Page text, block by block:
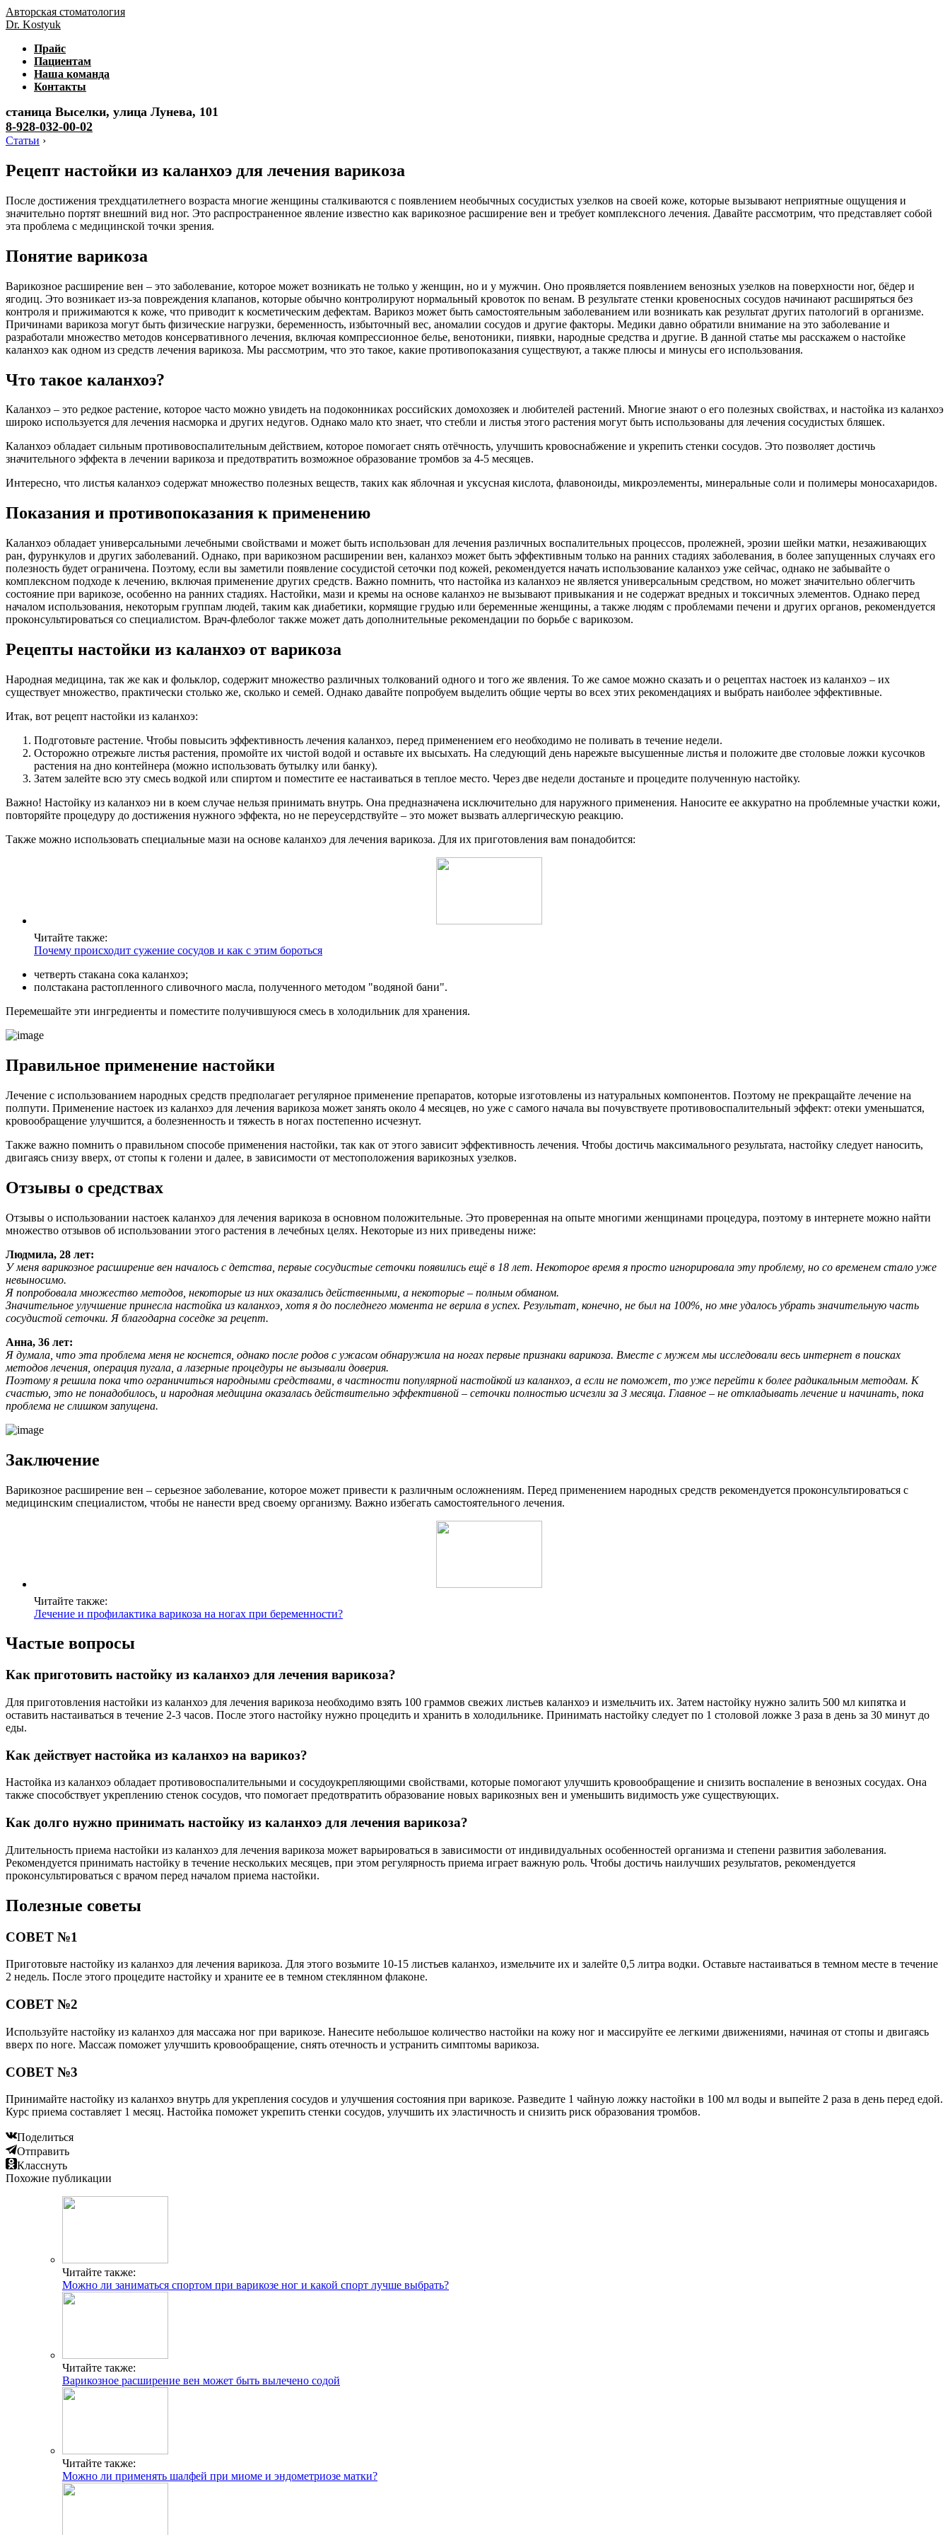
Авторская стоматология
Dr. Kostyuk
Прайс
Пациентам
Наша команда
Контакты
станица Выселки, улица Лунева, 101
8-928-032-00-02
Статьи ›
Рецепт настойки из каланхоэ для лечения варикоза
После достижения трехдцатилетнего возраста многие женщины сталкиваются с появлением необычных сосудистых узелков на своей коже, которые вызывают неприятные ощущения и
значительно портят внешний вид ног. Это распространенное явление известно как варикозное расширение вен и требует комплексного лечения. Давайте рассмотрим, что представляет собой
эта проблема с медицинской точки зрения.
Понятие варикоза
Варикозное расширение вен – это заболевание, которое может возникать не только у женщин, но и у мужчин. Оно проявляется появлением венозных узелков на поверхности ног, бёдер и
ягодиц. Это возникает из-за повреждения клапанов, которые обычно контролируют нормальный кровоток по венам. В результате стенки кровеносных сосудов начинают расширяться без
контроля и прижимаются к коже, что приводит к косметическим дефектам. Варикоз может быть самостоятельным заболеванием или возникать как результат других патологий в организме.
Причинами варикоза могут быть физические нагрузки, беременность, избыточный вес, аномалии сосудов и другие факторы. Медики давно обратили внимание на это заболевание и
разработали множество методов консервативного лечения, включая компрессионное белье, венотоники, пиявки, народные средства и другие. В данной статье мы расскажем о настойке
каланхоэ как одном из средств лечения варикоза. Мы рассмотрим, что это такое, какие противопоказания существуют, а также плюсы и минусы его использования.
Что такое каланхоэ?
Каланхоэ – это редкое растение, которое часто можно увидеть на подоконниках российских домохозяек и любителей растений. Многие знают о его полезных свойствах, и настойка из каланхоэ
широко используется для лечения насморка и других недугов. Однако мало кто знает, что стебли и листья этого растения могут быть использованы для лечения сосудистых бляшек.
Каланхоэ обладает сильным противовоспалительным действием, которое помогает снять отёчность, улучшить кровоснабжение и укрепить стенки сосудов. Это позволяет достичь
значительного эффекта в лечении варикоза и предотвратить возможное образование тромбов за 4-5 месяцев.
Интересно, что листья каланхоэ содержат множество полезных веществ, таких как яблочная и уксусная кислота, флавоноиды, микроэлементы, минеральные соли и полимеры моносахаридов.
Показания и противопоказания к применению
Каланхоэ обладает универсальными лечебными свойствами и может быть использован для лечения различных воспалительных процессов, пролежней, эрозии шейки матки, незаживающих
ран, фурункулов и других заболеваний. Однако, при варикозном расширении вен, каланхоэ может быть эффективным только на ранних стадиях заболевания, в более запущенных случаях его
полезность будет ограничена. Поэтому, если вы заметили появление сосудистой сеточки под кожей, рекомендуется начать использование каланхоэ уже сейчас, однако не забывайте о
комплексном подходе к лечению, включая применение других средств. Важно помнить, что настойка из каланхоэ не является универсальным средством, но может значительно облегчить
состояние при варикозе, особенно на ранних стадиях. Настойки, мази и кремы на основе каланхоэ не вызывают привыкания и не содержат вредных и токсичных элементов. Однако перед
началом использования, некоторым группам людей, таким как диабетики, кормящие грудью или беременные женщины, а также людям с проблемами печени и других органов, рекомендуется
проконсультироваться со специалистом. Врач-флеболог также может дать дополнительные рекомендации по борьбе с варикозом.
Рецепты настойки из каланхоэ от варикоза
Народная медицина, так же как и фольклор, содержит множество различных толкований одного и того же явления. То же самое можно сказать и о рецептах настоек из каланхоэ – их
существует множество, практически столько же, сколько и семей. Однако давайте попробуем выделить общие черты во всех этих рекомендациях и выбрать наиболее эффективные.
Итак, вот рецепт настойки из каланхоэ:
Подготовьте растение. Чтобы повысить эффективность лечения каланхоэ, перед применением его необходимо не поливать в течение недели.
Осторожно отрежьте листья растения, промойте их чистой водой и оставьте их высыхать. На следующий день нарежьте высушенные листья и положите две столовые ложки кусочков
растения на дно контейнера (можно использовать бутылку или банку).
Затем залейте всю эту смесь водкой или спиртом и поместите ее настаиваться в теплое место. Через две недели достаньте и процедите полученную настойку.
Важно! Настойку из каланхоэ ни в коем случае нельзя принимать внутрь. Она предназначена исключительно для наружного применения. Наносите ее аккуратно на проблемные участки кожи,
повторяйте процедуру до достижения нужного эффекта, но не переусердствуйте – это может вызвать аллергическую реакцию.
Также можно использовать специальные мази на основе каланхоэ для лечения варикоза. Для их приготовления вам понадобится:
Читайте также:
Почему происходит сужение сосудов и как с этим бороться
четверть стакана сока каланхоэ;
полстакана растопленного сливочного масла, полученного методом "водяной бани".
Перемешайте эти ингредиенты и поместите получившуюся смесь в холодильник для хранения.
Правильное применение настойки
Лечение с использованием народных средств предполагает регулярное применение препаратов, которые изготовлены из натуральных компонентов. Поэтому не прекращайте лечение на
полпути. Применение настоек из каланхоэ для лечения варикоза может занять около 4 месяцев, но уже с самого начала вы почувствуете противовоспалительный эффект: отеки уменьшатся,
кровообращение улучшится, а болезненность и тяжесть в ногах постепенно исчезнут.
Также важно помнить о правильном способе применения настойки, так как от этого зависит эффективность лечения. Чтобы достичь максимального результата, настойку следует наносить,
двигаясь снизу вверх, от стопы к голени и далее, в зависимости от местоположения варикозных узелков.
Отзывы о средствах
Отзывы о использовании настоек каланхоэ для лечения варикоза в основном положительные. Это проверенная на опыте многими женщинами процедура, поэтому в интернете можно найти
множество отзывов об использовании этого растения в лечебных целях. Некоторые из них приведены ниже:
Людмила, 28 лет:
У меня варикозное расширение вен началось с детства, первые сосудистые сеточки появились ещё в 18 лет. Некоторое время я просто игнорировала эту проблему, но со временем стало уже
невыносимо.
Я попробовала множество методов, некоторые из них оказались действенными, а некоторые – полным обманом.
Значительное улучшение принесла настойка из каланхоэ, хотя я до последнего момента не верила в успех. Результат, конечно, не был на 100%, но мне удалось убрать значительную часть
сосудистой сеточки. Я благодарна соседке за рецепт.
Анна, 36 лет:
Я думала, что эта проблема меня не коснется, однако после родов с ужасом обнаружила на ногах первые признаки варикоза. Вместе с мужем мы исследовали весь интернет в поисках
методов лечения, операция пугала, а лазерные процедуры не вызывали доверия.
Поэтому я решила пока что ограничиться народными средствами, в частности популярной настойкой из каланхоэ, а если не поможет, то уже перейти к более радикальным методам. К
счастью, это не понадобилось, и народная медицина оказалась действительно эффективной – сеточки полностью исчезли за 3 месяца. Главное – не откладывать лечение и начинать, пока
проблема не слишком запущена.
Заключение
Варикозное расширение вен – серьезное заболевание, которое может привести к различным осложнениям. Перед применением народных средств рекомендуется проконсультироваться с
медицинским специалистом, чтобы не нанести вред своему организму. Важно избегать самостоятельного лечения.
Читайте также:
Лечение и профилактика варикоза на ногах при беременности?
Частые вопросы
Как приготовить настойку из каланхоэ для лечения варикоза?
Для приготовления настойки из каланхоэ для лечения варикоза необходимо взять 100 граммов свежих листьев каланхоэ и измельчить их. Затем настойку нужно залить 500 мл кипятка и
оставить настаиваться в течение 2-3 часов. После этого настойку нужно процедить и хранить в холодильнике. Принимать настойку следует по 1 столовой ложке 3 раза в день за 30 минут до
еды.
Как действует настойка из каланхоэ на варикоз?
Настойка из каланхоэ обладает противовоспалительными и сосудоукрепляющими свойствами, которые помогают улучшить кровообращение и снизить воспаление в венозных сосудах. Она
также способствует укреплению стенок сосудов, что помогает предотвратить образование новых варикозных вен и уменьшить видимость уже существующих.
Как долго нужно принимать настойку из каланхоэ для лечения варикоза?
Длительность приема настойки из каланхоэ для лечения варикоза может варьироваться в зависимости от индивидуальных особенностей организма и степени развития заболевания.
Рекомендуется принимать настойку в течение нескольких месяцев, при этом регулярность приема играет важную роль. Чтобы достичь наилучших результатов, рекомендуется
проконсультироваться с врачом перед началом приема настойки.
Полезные советы
СОВЕТ №1
Приготовьте настойку из каланхоэ для лечения варикоза. Для этого возьмите 10-15 листьев каланхоэ, измельчите их и залейте 0,5 литра водки. Оставьте настаиваться в темном месте в течение
2 недель. После этого процедите настойку и храните ее в темном стеклянном флаконе.
СОВЕТ №2
Используйте настойку из каланхоэ для массажа ног при варикозе. Нанесите небольшое количество настойки на кожу ног и массируйте ее легкими движениями, начиная от стопы и двигаясь
вверх по ноге. Массаж поможет улучшить кровообращение, снять отечность и устранить симптомы варикоза.
СОВЕТ №3
Принимайте настойку из каланхоэ внутрь для укрепления сосудов и улучшения состояния при варикозе. Разведите 1 чайную ложку настойки в 100 мл воды и выпейте 2 раза в день перед едой.
Курс приема составляет 1 месяц. Настойка поможет укрепить стенки сосудов, улучшить их эластичность и снизить риск образования тромбов.
Поделиться
Отправить
Класснуть
Похожие публикации
Читайте также:
Можно ли заниматься спортом при варикозе ног и какой спорт лучше выбрать?
Читайте также:
Варикозное расширение вен может быть вылечено содой
Читайте также:
Можно ли применять шалфей при миоме и эндометриозе матки?